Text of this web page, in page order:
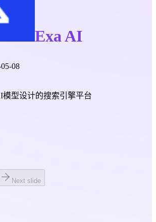
Exa AI
08
模型设计的搜索引擎平台
Next slide